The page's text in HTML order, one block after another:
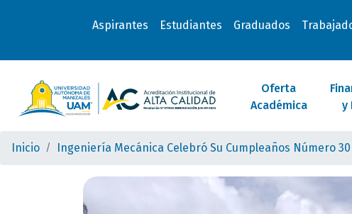
Aspirantes Estudiantes Graduados
Oferta
Académica
y
Inicio Ingeniería Mecánica Celebró Su Cumpleaños Número 30